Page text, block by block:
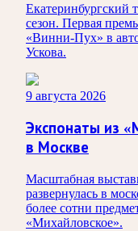
Екатеринбургский
сезон. Первая
«Винни-Пух» в
Ускова.
9 августа 2026
Экспонаты из
в Москве
Масштабная
развернулась в
более сотни
«Михайловское».